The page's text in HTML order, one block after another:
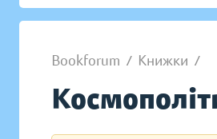
Bookforum / Книжки /